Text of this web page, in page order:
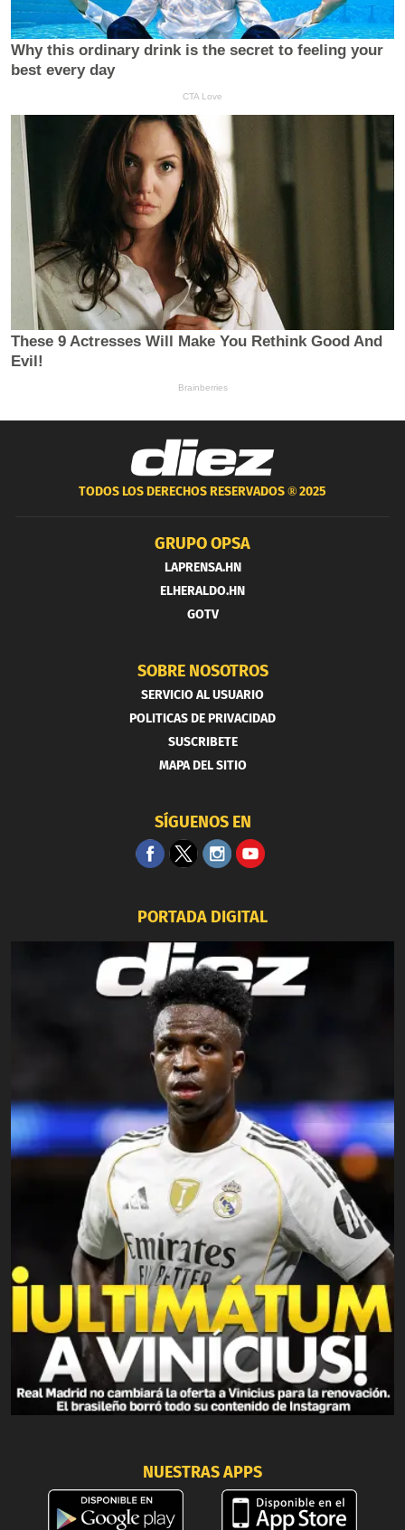
TODOS LOS DERECHOS RESERVADOS ®2025
GRUPO OPSA
LAPRENSA.HN
ELHERALDO.HN
GOTV
SOBRE NOSOTROS
SERVICIO AL USUARIO
POLITICAS DE PRIVACIDAD
SUSCRIBETE
MAPA DEL SITIO
SÍGUENOS EN
PORTADA DIGITAL
NUESTRAS APPS